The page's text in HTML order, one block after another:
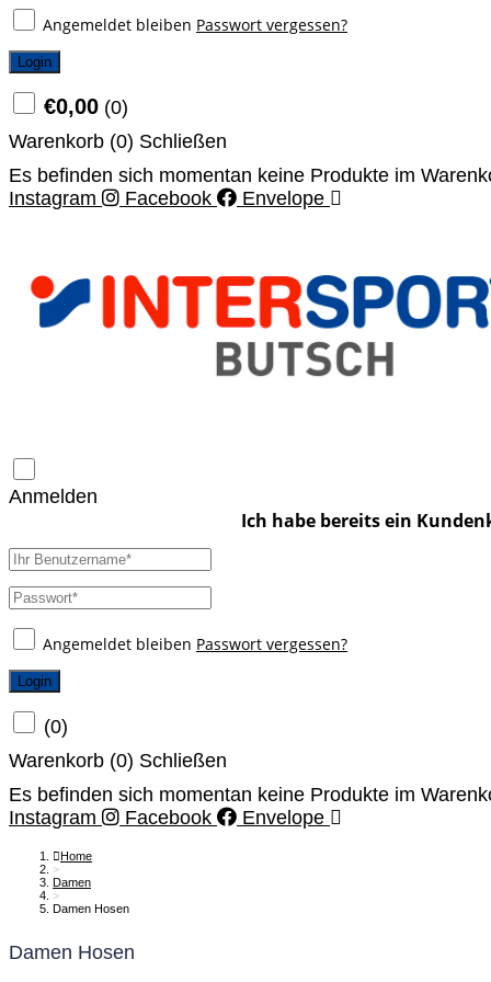
Angemeldet bleiben Passwort vergessen?
Login
€0,00 (0)
Warenkorb (0) Schließen
Es befinden sich momentan keine Produkte im
Instagram
Facebook Envelope
Anmelden
Angemeldet bleiben Passwort vergessen?
Login
(0)
Warenkorb (0) Schließen
Es befinden sich momentan keine Produkte im
Instagram
Facebook Envelope
Home
>
Damen
>
Damen Hosen
Damen Hosen